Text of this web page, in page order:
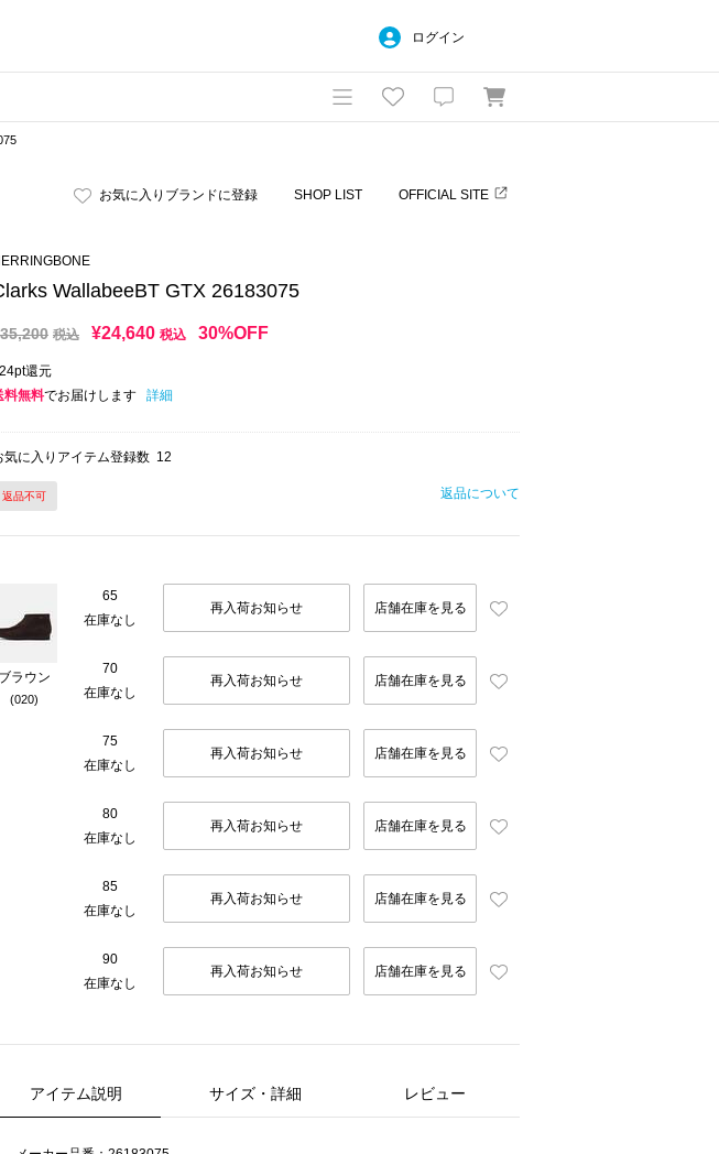
ログイン
お気に入りブランドに登録 SHOP LIST OFFICIAL SITE
WallabeeBT GTX 26183075
35,200 税込 ¥24,640 税込 30%OFF
還元
料無料でお届けします 詳細
気に入りアイテム登録数 12
返品不可 返品について
ブラウン
(020)
65
在庫なし
再入荷お知らせ 店舗在庫を見る
70
在庫なし
再入荷お知らせ 店舗在庫を見る
75
在庫なし
再入荷お知らせ 店舗在庫を見る
80
在庫なし
再入荷お知らせ 店舗在庫を見る
85
在庫なし
再入荷お知らせ 店舗在庫を見る
90
在庫なし
再入荷お知らせ 店舗在庫を見る
アイテム説明 サイズ・詳細 レビュー